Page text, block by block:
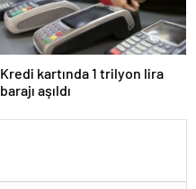
Kredi kartında 1 trilyon lira
barajı aşıldı